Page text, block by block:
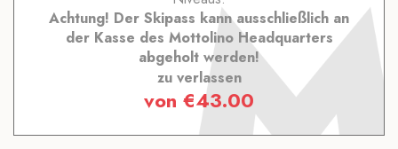
Achtung! Der Skipass kann ausschließlich an
der Kasse des Mottolino Headquarters
abgeholt werden!
zu verlassen
von €43.00